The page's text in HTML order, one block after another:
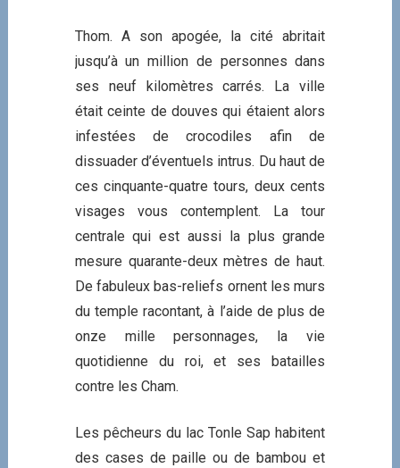
Thom. A son apogée, la cité abritait
jusqu’à un million de personnes dans
ses neuf kilomètres carrés. La ville
était ceinte de douves qui étaient alors
infestées de crocodiles afin de
dissuader d’éventuels intrus. Du haut de
ces cinquante-quatre tours, deux cents
visages vous contemplent. La tour
centrale qui est aussi la plus grande
mesure quarante-deux mètres de haut.
De fabuleux bas-reliefs ornent les murs
du temple racontant, à l’aide de plus de
onze mille personnages, la vie
quotidienne du roi, et ses batailles
contre les Cham.
Les pêcheurs du lac Tonle Sap habitent
des cases de paille ou de bambou et